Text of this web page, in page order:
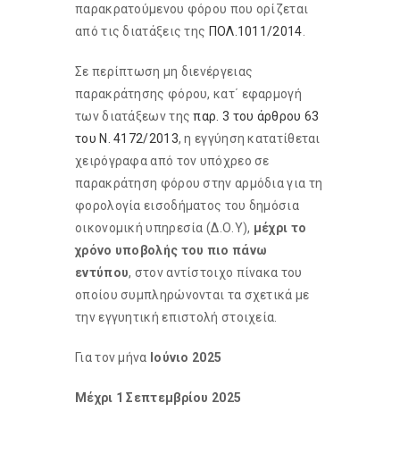
παρακρατούμενου φόρου που ορίζεται
από τις διατάξεις της ΠΟΛ.1011/2014
Σε περίπτωση μη διενέργειας
παρακράτησης φόρου, κατ΄ εφαρμογή
των διατάξεων τηςπαρ. 3 του άρθρου 63
του Ν. 4172/2013, η εγγύηση κατατίθεται
χειρόγραφα από τον υπόχρεο σε
παρακράτηση φόρου στην αρμόδια για τη
φορολογία εισοδήματος του δημόσια
οικονομική υπηρεσία (Δ.Ο.Υ), μέχρι το
χρόνο υποβολής του πιο πάνω
εντύπου, στον αντίστοιχο πίνακα του
οποίου συμπληρώνονται τα σχετικά με
την εγγυητική επιστολή στοιχεία.
Για τον μήνα Ιούνιο 2025
Μέχρι 1 Σεπτεμβρίου 2025